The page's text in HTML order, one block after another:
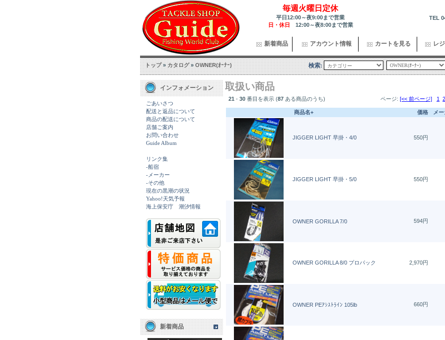
毎週火曜日定休
平日12:00～夜9:00まで営業
日・休日 12:00～夜8:00まで営業
TEL
新着商品 アカウント情報 カートを見る レ
トップ»カタログ»OWNER(ｵｰﾅｰ) 検索:
インフォメーション
ごあいさつ
配送と返品について
商品の配送について
店舗ご案内
お問い合わせ
Guide Album
リンク集
-船宿
-メーカー
-その他
現在の黒潮の状況
Yahoo!天気予報
海上保安庁 潮汐情報
新着商品
取扱い商品
21 - 30 番目を表示 (87 ある商品のうち) ページ: [<< 前ページ] 1 2
商品名+ 価格 メ
JIGGER LIGHT 早掛・4/0 550円
JIGGER LIGHT 早掛・5/0 550円
OWNER GORILLA 7/0 594円
OWNER GORILLA 8/0 プロパック 2,970円
OWNER PEｱｼｽﾄﾗｲﾝ 105lb 660円